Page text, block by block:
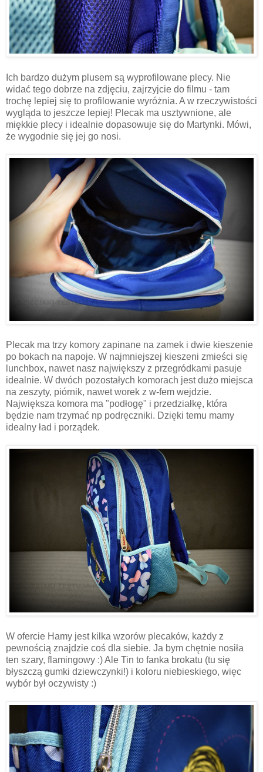
Ich bardzo dużym plusem są wyprofilowane plecy. Nie
widać tego dobrze na zdjęciu, zajrzyjcie do filmu - tam
trochę lepiej się to profilowanie wyróżnia. A w rzeczywistości
wygląda to jeszcze lepiej! Plecak ma usztywnione, ale
miękkie plecy i idealnie dopasowuje się do Martynki. Mówi,
że wygodnie się jej go nosi.
Plecak ma trzy komory zapinane na zamek i dwie kieszenie
po bokach na napoje. W najmniejszej kieszeni zmieści się
lunchbox, nawet nasz największy z przegródkami pasuje
idealnie. W dwóch pozostałych komorach jest dużo miejsca
na zeszyty, piórnik, nawet worek z w-fem wejdzie.
Największa komora ma "podłogę" i przedziałkę, która
będzie nam trzymać np podręczniki. Dzięki temu mamy
idealny ład i porządek.
W ofercie Hamy jest kilka wzorów plecaków, każdy z
pewnością znajdzie coś dla siebie. Ja bym chętnie nosiła
ten szary, flamingowy :) Ale Tin to fanka brokatu (tu się
błyszczą gumki dziewczynki!) i koloru niebieskiego, więc
wybór był oczywisty :)